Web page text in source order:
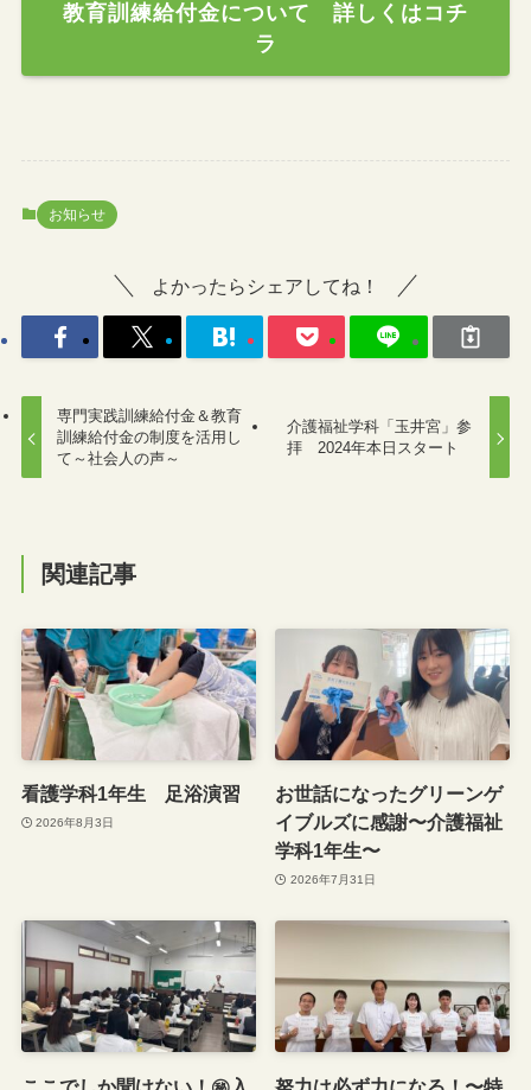
教育訓練給付金について 詳しくはコチ
ラ
お知らせ
よかったらシェアしてね！
専門実践訓練給付金＆教育
訓練給付金の制度を活用し
て～社会人の声～
介護福祉学科「玉井宮」参
拝 2024年本日スタート
関連記事
看護学科1年生 足浴演習
2026年8月3日
お世話になったグリーンゲ
イブルズに感謝〜介護福祉
学科1年生〜
2026年7月31日